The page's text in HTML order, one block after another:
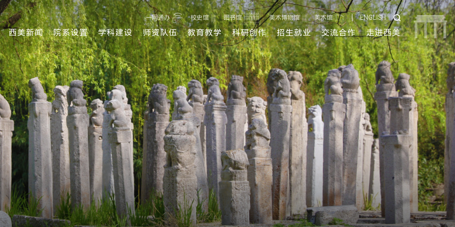
一网通办 校史馆 图书馆 美术博物馆 美术馆 ENGLISH
西美新闻 院系设置 学科建设 师资队伍 教育教学 科研创作 招生就业 交流合作 走进西美